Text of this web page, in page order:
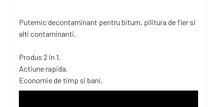
Puternic decontaminant pentru bitum, pilitura de fier si
alti contaminanti.
Produs 2 in 1.
Actiune rapida.
Economie de timp si bani.